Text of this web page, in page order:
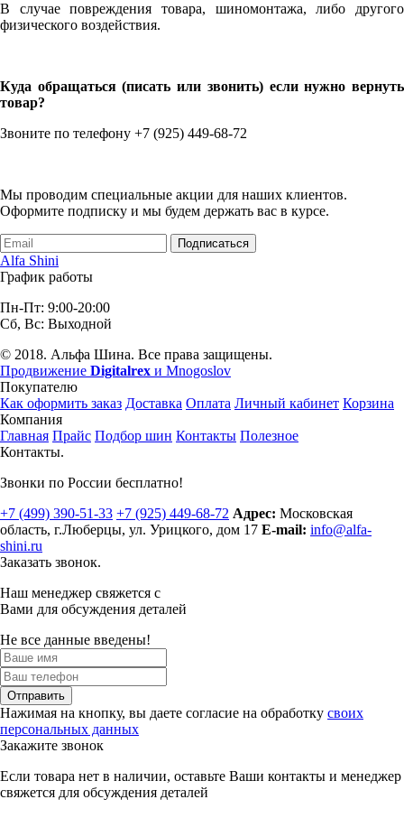
В случае повреждения товара, шиномонтажа, либо другого
физического воздействия.
Куда обращаться (писать или звонить) если нужно вернуть
товар?
Звоните по телефону +7 (925) 449-68-72
Мы проводим специальные акции для наших клиентов.
Оформите подписку и мы будем держать вас в курсе.
Подписаться
Alfa Shini
График работы
Пн-Пт: 9:00-20:00
Сб, Вс: Выходной
© 2018. Альфа Шина. Все права защищены.
Продвижение Digitalrex и Mnogoslov
Покупателю
Как оформить заказ Доставка Оплата Личный кабинет Корзина
Компания
Главная Прайс Подбор шин Контакты Полезное
Контакты.
Звонки по России бесплатно!
+7 (499) 390-51-33 +7 (925) 449-68-72 Адрес: Московская
область, г.Люберцы, ул. Урицкого, дом 17 E-mail: info@alfa-
shini.ru
Заказать звонок.
Наш менеджер свяжется с
Вами для обсуждения деталей
Не все данные введены!
Отправить
Нажимая на кнопку, вы даете согласие на обработку своих
персональных данных
Закажите звонок
Если товара нет в наличии, оставьте Ваши контакты и менеджер
свяжется для обсуждения деталей